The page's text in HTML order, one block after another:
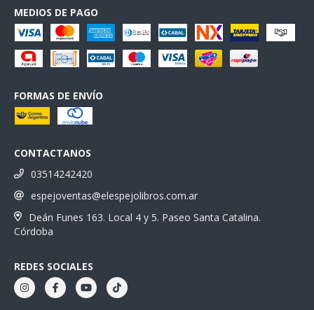
MEDIOS DE PAGO
FORMAS DE ENVÍO
CONTACTANOS
03514242420
espejoventas@elespejolibros.com.ar
Deán Funes 163. Local 4 y 5. Paseo Santa Catalina.
Córdoba
REDES SOCIALES